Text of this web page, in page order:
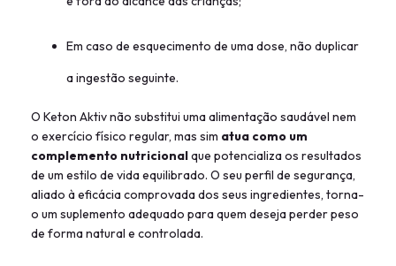
Em caso de esquecimento de uma dose, não duplicar
a ingestão seguinte.
O Keton Aktiv não substitui uma alimentação saudável nem
o exercício físico regular, mas sim atua como um
complemento nutricionalque potencializa os resultados
de um estilo de vida equilibrado. O seu perfil de segurança,
aliado à eficácia comprovada dos seus ingredientes, torna-
o um suplemento adequado para quem deseja perder peso
de forma natural e controlada.